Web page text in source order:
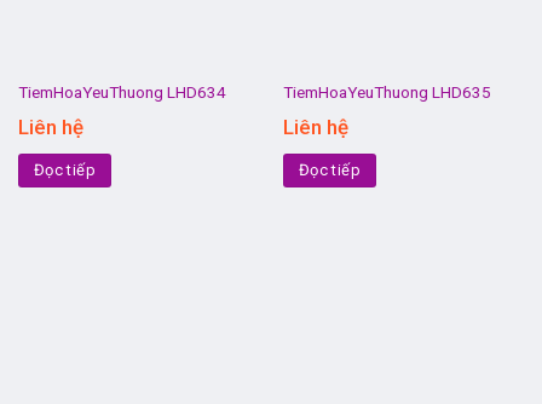
TiemHoaYeuThuong LHD634
Liên hệ
Đọc tiếp
TiemHoaYeuThuong LHD635
Liên hệ
Đọc tiếp